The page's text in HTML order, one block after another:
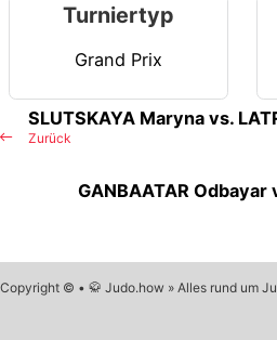
Turniertyp
Grand Prix
Zurück
SLUTSKAYA Maryna vs.
GANBAATAR Odbayar
Copyright © • 🥋 Judo.how » Alles rund um